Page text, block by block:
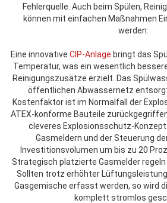
Fehlerquelle. Auch beim Spülen,
können mit einfachen Maßnahmen
werden:
Eine innovative CIP-Anlage bringt das
Temperatur, was ein wesentlich
Reinigungszusätze erzielt. Das
öffentlichen Abwassernetz
Kostenfaktor ist im Normalfall der
ATEX-konforme Bauteile
cleveres Explosionsschutz-
Gasmeldern und der Steuerung
Investitionsvolumen um bis zu 20
Strategisch platzierte Gasmelder regeln
Sollten trotz erhöhter
Gasgemische erfasst werden, so wird
komplett stromlos